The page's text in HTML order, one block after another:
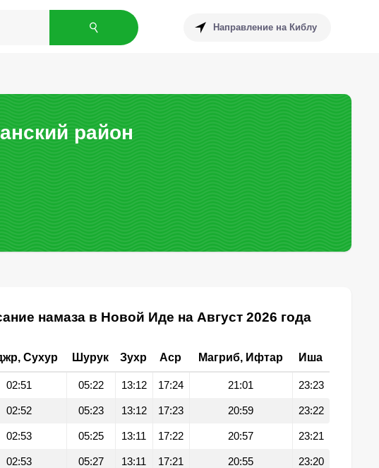
Направление на Киблу
район
намаза в Новой Иде на Август 2026 года
Сухур Шурук Зухр Аср Магриб, Ифтар Иша
02:51 05:22 13:12 17:24 21:01 23:23
02:52 05:23 13:12 17:23 20:59 23:22
02:53 05:25 13:11 17:22 20:57 23:21
02:53 05:27 13:11 17:21 20:55 23:20